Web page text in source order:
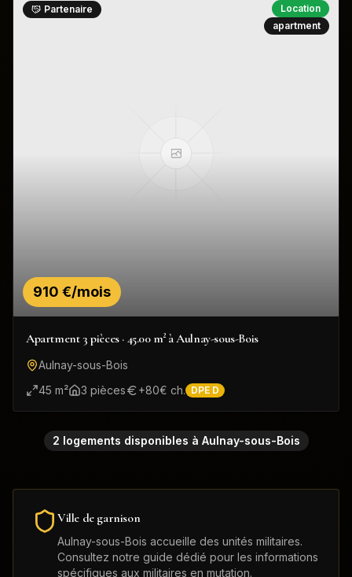
910 €/mois
Partenaire
Location
apartment
Apartment 3 pièces · 45.00 m² à Aulnay-sous-Bois
Aulnay-sous-Bois
45 m² 3 pièces +80€ ch. DPE D
2 logements disponibles à Aulnay-sous-Bois
Ville de garnison
Aulnay-sous-Bois accueille des unités militaires.
Consultez notre guide dédié pour les informations
spécifiques aux militaires en mutation.